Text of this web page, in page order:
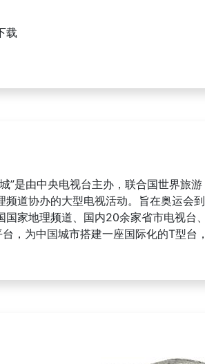
载
”是由中央电视台主办，联合国世界旅游
道协办的大型电视活动。旨在奥运会到
家地理频道、国内20余家省市电视台、
，为中国城市搭建一座国际化的T型台，